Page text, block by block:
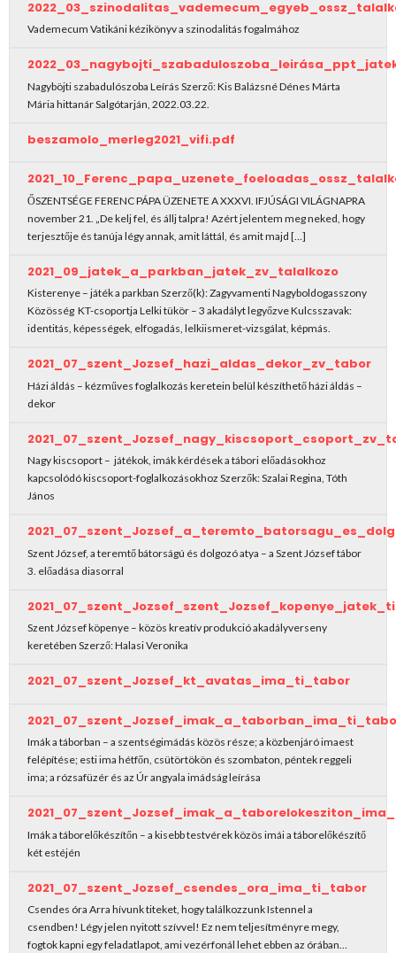
Vademecum Vatikáni kézikönyv a szinodalitás fogalmához
Nagyböjti szabadulószoba Leírás Szerző: Kis Balázsné Dénes Márta
Mária hittanár Salgótarján, 2022.03.22.
beszamolo_merleg2021_vifi.pdf
ŐSZENTSÉGE FERENC PÁPA ÜZENETE A XXXVI. IFJÚSÁGI VILÁGNAPRA
november 21. „De kelj fel, és állj talpra! Azért jelentem meg neked, hogy
terjesztője és tanúja légy annak, amit láttál, és amit majd […]
2021_09_jatek_a_parkban_jatek_zv_talalkozo
Kisterenye – játék a parkban Szerző(k): Zagyvamenti Nagyboldogasszony
Közösség KT-csoportja Lelki tükör – 3 akadályt legyőzve Kulcsszavak:
identitás, képességek, elfogadás, lelkiismeret-vizsgálat, képmás.
2021_07_szent_Jozsef_hazi_aldas_dekor_zv_tabor
Házi áldás – kézműves foglalkozás keretein belül készíthető házi áldás –
dekor
Nagy kiscsoport – játékok, imák kérdések a tábori előadásokhoz
kapcsolódó kiscsoport-foglalkozásokhoz Szerzők: Szalai Regina, Tóth
János
Szent József, a teremtő bátorságú és dolgozó atya – a Szent József tábor
3. előadása diasorral
Szent József köpenye – közös kreatív produkció akadályverseny
keretében Szerző: Halasi Veronika
2021_07_szent_Jozsef_kt_avatas_ima_ti_tabor
Imák a táborban – a szentségimádás közös része; a közbenjáró imaest
felépítése; esti ima hétfőn, csütörtökön és szombaton, péntek reggeli
ima; a rózsafüzér és az Úr angyala imádság leírása
Imák a táborelőkészítőn – a kisebb testvérek közös imái a táborelőkészítő
két estéjén
2021_07_szent_Jozsef_csendes_ora_ima_ti_tabor
Csendes óra Arra hívunk titeket, hogy találkozzunk Istennel a
csendben! Légy jelen nyitott szívvel! Ez nem teljesítményre megy,
fogtok kapni egy feladatlapot, ami vezérfonál lehet ebben az órában…